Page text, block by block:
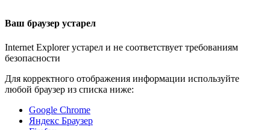
Ваш браузер устарел
Internet Explorer устарел и не соответствует требованиям
безопасности
Для корректного отображения информации используйте
любой браузер из списка ниже:
Google Chrome
Яндекс Браузер